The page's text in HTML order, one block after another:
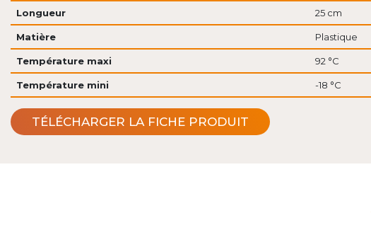
Longueur 25 cm
Matière Plastique
Température maxi 92 °C
Température mini -18 °C
TÉLÉCHARGER LA FICHE PRODUIT